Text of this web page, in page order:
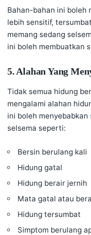
Bahan-bahan ini boleh
lebih sensitif,
memang sedang
ini boleh membuatkan
5. Alahan Yang
Tidak semua hidung
mengalami alahan
ini boleh
selsema seperti:
Bersin berulang kali
Hidung gatal
Hidung berair jernih
Mata gatal atau
Hidung tersumbat
Simptom berulang